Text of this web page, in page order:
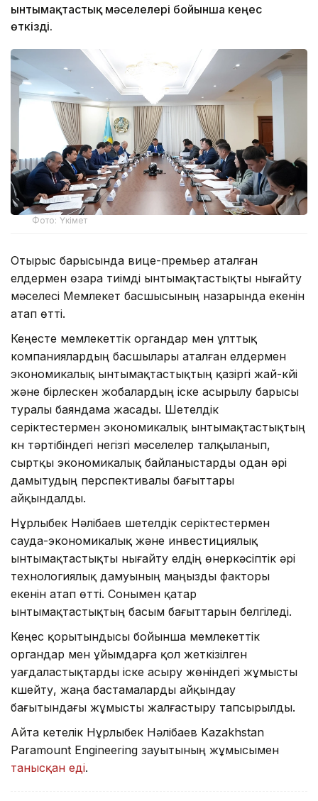
ынтымақтастық мәселелері бойынша кеңес
өткізді.
Фото: Үкімет
Отырыс барысында вице-премьер аталған
елдермен өзара тиімді ынтымақтастықты нығайту
мәселесі Мемлекет басшысының назарында екенін
атап өтті.
Кеңесте мемлекеттік органдар мен ұлттық
компаниялардың басшылары аталған елдермен
экономикалық ынтымақтастықтың қазіргі жай-күйі
және бірлескен жобалардың іске асырылу барысы
туралы баяндама жасады. Шетелдік
серіктестермен экономикалық ынтымақтастықтың
күн тәртібіндегі негізгі мәселелер талқыланып,
сыртқы экономикалық байланыстарды одан әрі
дамытудың перспективалы бағыттары
айқындалды.
Нұрлыбек Нәлібаев шетелдік серіктестермен
сауда-экономикалық және инвестициялық
ынтымақтастықты нығайту елдің өнеркәсіптік әрі
технологиялық дамуының маңызды факторы
екенін атап өтті. Сонымен қатар
ынтымақтастықтың басым бағыттарын белгіледі.
Кеңес қорытындысы бойынша мемлекеттік
органдар мен ұйымдарға қол жеткізілген
уағдаластықтарды іске асыру жөніндегі жұмысты
күшейту, жаңа бастамаларды айқындау
бағытындағы жұмысты жалғастыру тапсырылды.
Айта кетелік Нұрлыбек Нәлібаев Kazakhstan
Paramount Engineering зауытының жұмысымен
танысқан еді.